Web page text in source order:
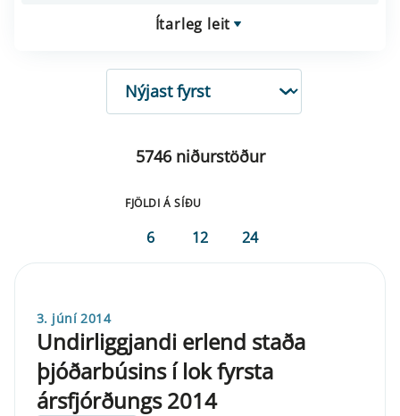
Ítarleg leit
RÖÐUN
5746 niðurstöður
FJÖLDI Á SÍÐU
6 12 24
3. júní 2014
Undirliggjandi erlend staða
þjóðarbúsins í lok fyrsta
ársfjórðungs 2014